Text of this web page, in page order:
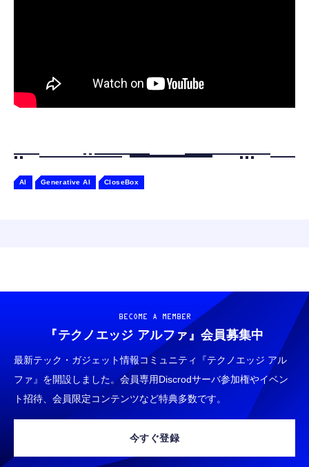
AI Generative AI CloseBox
BECOME A MEMBER
『テクノエッジ アルファ』 会員募集中
最新テック・ガジェット情報コミュニティ『テクノエッジ アル
ファ』を開設しました。会員専用Discrodサーバ参加権やイベン
ト招待、会員限定コンテンツなど特典多数です。
今すぐ登録